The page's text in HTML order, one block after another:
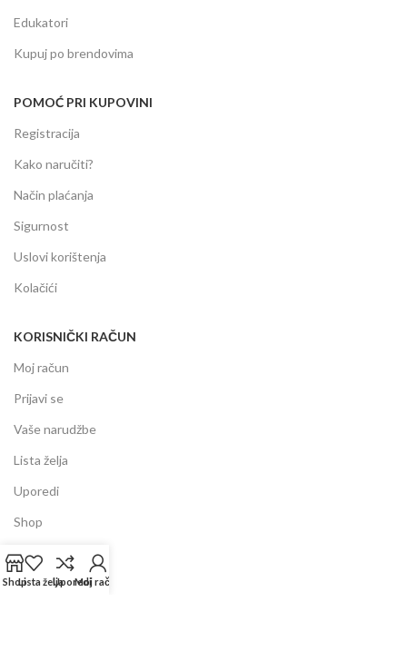
Edukatori
Kupuj po brendovima
POMOĆ PRI KUPOVINI
Registracija
Kako naručiti?
Način plaćanja
Sigurnost
Uslovi korištenja
Kolačići
KORISNIČKI RAČUN
Moj račun
Prijavi se
Vaše narudžbe
Lista želja
Uporedi
Shop
INFORMACIJE
ShopLista željaUporediMoj račun